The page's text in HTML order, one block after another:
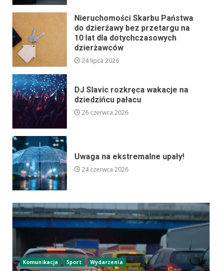
Nieruchomości Skarbu Państwa
do dzierżawy bez przetargu na
10 lat dla dotychczasowych
dzierżawców
24 lipca 2026
DJ Slavic rozkręca wakacje na
dziedzińcu pałacu
26 czerwca 2026
Uwaga na ekstremalne upały!
24 czerwca 2026
Komunikacja Sport Wydarzenia